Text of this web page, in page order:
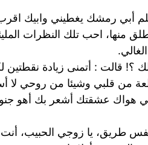
رمشك يغطيني وابيك
منها، احب تلك النظرات
؟! قالت : أتمنى زيادة
قلبي وشيئا من روحي لا
هواك عشقتك أشعر بك أهو
نفس طريق، يا زوجي الحبيب،